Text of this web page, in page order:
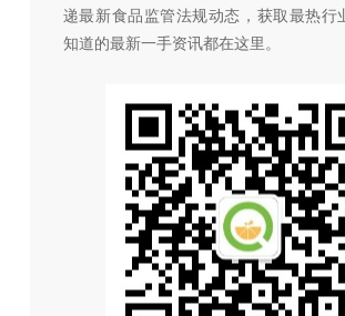
递最新食品监管法规动态，获取最热行
知道的最新一手资讯都在这里。